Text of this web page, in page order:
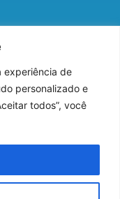
experiência de
personalizado e
todos”, você